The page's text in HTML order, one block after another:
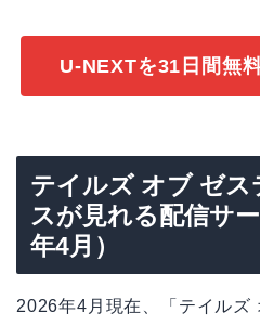
U-NEXTを31日間無
テイルズ オブ ゼス
スが見れる配信サ
年4月）
2026年4月現在、「テイルズ